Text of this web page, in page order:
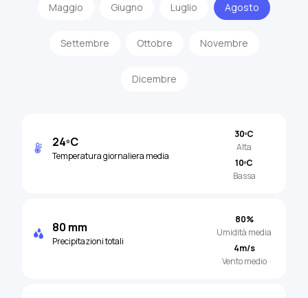
Maggio Giugno Luglio Agosto
Settembre Ottobre Novembre
Dicembre
24ºC
Temperatura giornaliera media
30ºC
Alta
10ºC
Bassa
80 mm
Precipitazioni totali
80%
Umidità media
4m/s
Vento medio